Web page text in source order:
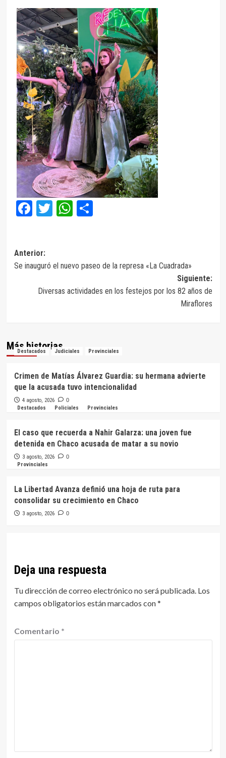
Facebook
Twitter
WhatsApp
Compartir
Navegación
de
entradas
Anterior:
Se inauguró el nuevo paseo de la represa «La Cuadrada»
Siguiente:
Diversas actividades en los festejos por los 82 años de
Miraflores
Más historias
Destacados Judiciales Provinciales
Crimen de Matías Álvarez Guardia: su hermana advierte
que la acusada tuvo intencionalidad
4 agosto, 2026 0
Destacados Policiales Provinciales
El caso que recuerda a Nahir Galarza: una joven fue
detenida en Chaco acusada de matar a su novio
3 agosto, 2026 0
Provinciales
La Libertad Avanza definió una hoja de ruta para
consolidar su crecimiento en Chaco
3 agosto, 2026 0
Deja una respuesta
Tu dirección de correo electrónico no será publicada. Los
campos obligatorios están marcados con*
Comentario *